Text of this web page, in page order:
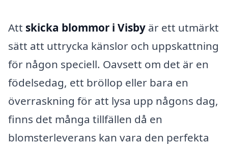
Att skicka blommor i Visby är ett utmärkt
sätt att uttrycka känslor och uppskattning
för någon speciell. Oavsett om det är en
födelsedag, ett bröllop eller bara en
överraskning för att lysa upp någons dag,
finns det många tillfällen då en
blomsterleverans kan vara den perfekta